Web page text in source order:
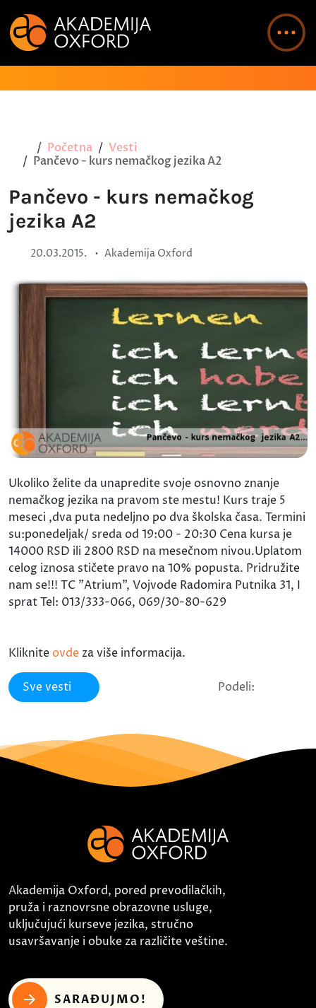
Početna
Vesti
Pančevo - kurs nemačkog jezika A2
Pančevo - kurs nemačkog
jezika A2
20.03.2015. • Akademija Oxford
Ukoliko želite da unapredite svoje osnovno znanje
nemačkog jezika na pravom ste mestu! Kurs traje 5
meseci ,dva puta nedeljno po dva školska časa. Termini
su:ponedeljak/ sreda od 19:00 - 20:30 Cena kursa je
14000 RSD ili 2800 RSD na mesečnom nivou.Uplatom
celog iznosa stičete pravo na 10% popusta. Pridružite
nam se!!! TC "Atrium", Vojvode Radomira Putnika 31, I
sprat Tel: 013/333-066, 069/30-80-629
Kliknite ovde za više informacija.
Sve vesti Podeli:
Akademija Oxford, pored prevodilačkih,
pruža i raznovrsne obrazovne usluge,
uključujući kurseve jezika, stručno
usavršavanje i obuke za različite veštine.
SARAĐUJMO!